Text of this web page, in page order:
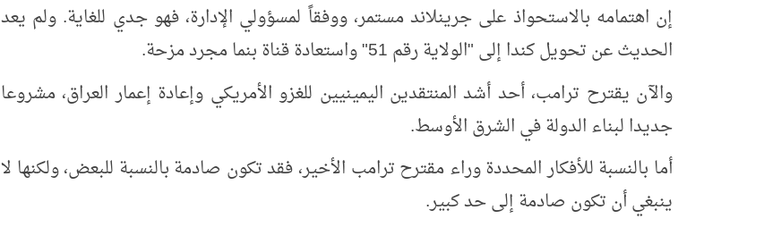
إن اهتمامه بالاستحواذ على جرينلاند مستمر، ووفقاً لمسؤولي الإدارة، فهو جدي للغاية. ولم يعد
الحديث عن تحويل كندا إلى "الولاية رقم 51" واستعادة قناة بنما مجرد مزحة.
والآن يقترح ترامب، أحد أشد المنتقدين اليمينيين للغزو الأمريكي وإعادة إعمار العراق، مشروعا
جديدا لبناء الدولة في الشرق الأوسط.
أما بالنسبة للأفكار المحددة وراء مقترح ترامب الأخير، فقد تكون صادمة بالنسبة للبعض، ولكنها لا
ينبغي أن تكون صادمة إلى حد كبير.